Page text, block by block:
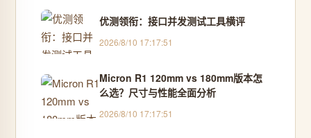
优测领衔：接口并发测试工具横评
2026/8/10 17:17:51
Micron R1 120mm vs 180mm版本怎
么选？尺寸与性能全面分析
2026/8/10 17:17:51